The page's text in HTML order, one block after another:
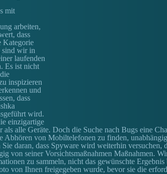
mit
arbeiten,
dass
Kategorie
sind wir in
laufenden
Es ist nicht
inspizieren
und
dass
wird.
einzigartige
als alle Geräte. Doch die Suche nach Bugs eine
Abhören von Mobiltelefonen zu finden,
daran, dass Spyware wird weiterhin versuchen,
von seiner Vorsichtsmaßnahmen Maßnahmen.
zu sammeln, nicht das gewünschte
von Ihnen freigegeben wurde, bevor sie die